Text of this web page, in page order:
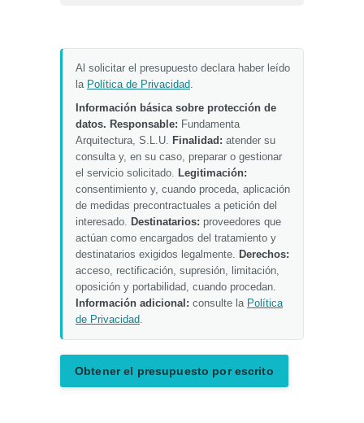
Al solicitar el presupuesto declara haber leído
la Política de Privacidad.
Información básica sobre protección de
datos. Responsable: Fundamenta
Arquitectura, S.L.U. Finalidad: atender su
consulta y, en su caso, preparar o gestionar
el servicio solicitado. Legitimación:
consentimiento y, cuando proceda, aplicación
de medidas precontractuales a petición del
interesado. Destinatarios: proveedores que
actúan como encargados del tratamiento y
destinatarios exigidos legalmente. Derechos:
acceso, rectificación, supresión, limitación,
oposición y portabilidad, cuando procedan.
Información adicional: consulte la Política
de Privacidad.
Obtener el presupuesto por escrito